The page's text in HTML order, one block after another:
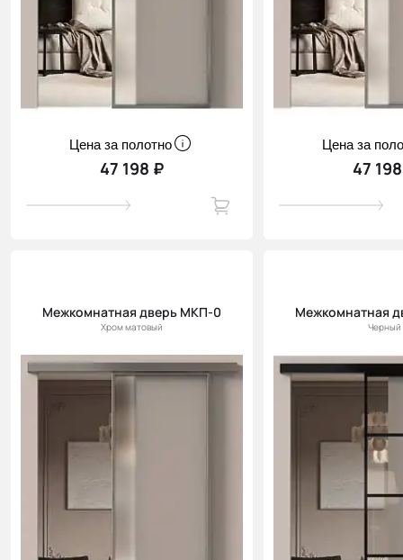
Цена за полотно
47 198 ₽
Цена за
47
Межкомнатная дверь МКП-0
Хром матовый
Межкомнатная
Черный